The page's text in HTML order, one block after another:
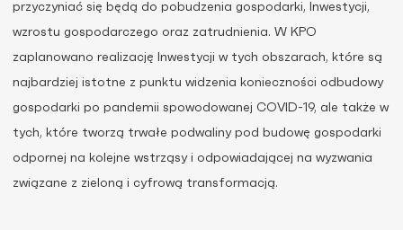
przyczyniać się będą do pobudzenia gospodarki, Inwestycji,
wzrostu gospodarczego oraz zatrudnienia. W KPO
zaplanowano realizację Inwestycji w tych obszarach, które są
najbardziej istotne z punktu widzenia konieczności odbudowy
gospodarki po pandemii spowodowanej COVID-19, ale także w
tych, które tworzą trwałe podwaliny pod budowę gospodarki
odpornej na kolejne wstrząsy i odpowiadającej na wyzwania
związane z zieloną i cyfrową transformacją.